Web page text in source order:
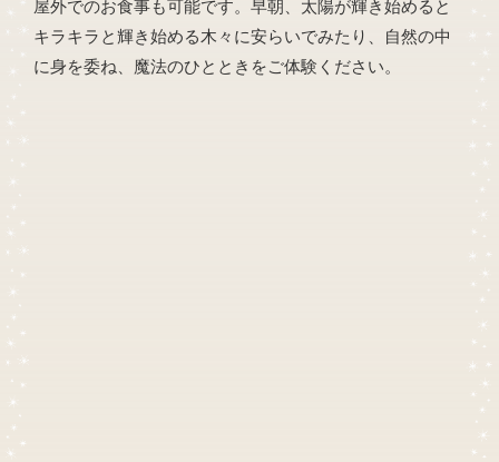
屋外でのお食事も可能です。早朝、太陽が輝き始めると
キラキラと輝き始める木々に安らいでみたり、自然の中
に身を委ね、魔法のひとときをご体験ください。